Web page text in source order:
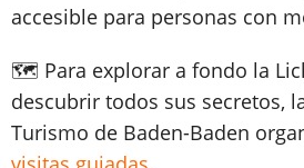
accesible para personas con
🗺️ Para explorar a fondo la
descubrir todos sus secretos,
Turismo de Baden-Baden